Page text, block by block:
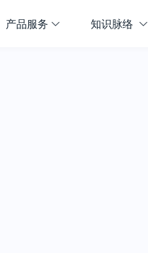
产品服务 知识脉络